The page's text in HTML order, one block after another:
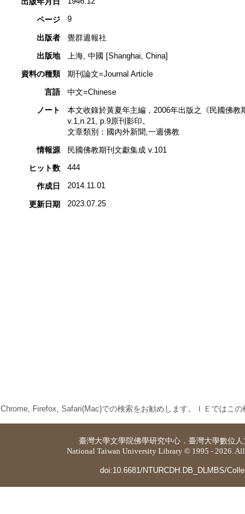
ページ 9
出版者
覺群週報社
出版地
上海, 中國 [Shanghai, China]
資料の種類
期刊論文=Journal Article
言語
中文=Chinese
ノート
本文收錄於黃夏年主編，2006年出版之《民國佛教
v.1,n.21, p.9原刊影印。
文章類別：國內外新聞,一週佛教
情報源
民國佛教期刊文獻集成 v.101
ヒット数
444
作成日 2014.11.01
更新日期 2023.07.25
Chrome, Firefox, Safari(Mac)での検索をお勧めします。ＩＥではこの
臺灣大學文學院佛學研究中心 ． 臺灣大學數位
National Taiwan University Library © 1995 - 2026. All
doi:10.6681/NTURCDH.DB_DLMBS/